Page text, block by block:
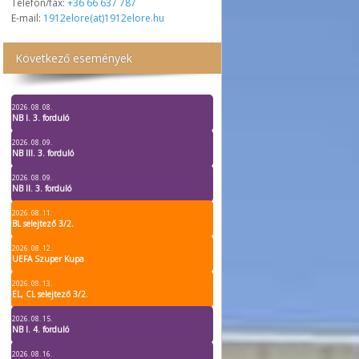
Telefon/fax: +36 66 637 787
E-mail: 1912elore(at)1912elore.hu
Következő események
2026. 08. 08.
NB I. 3. forduló
2026. 08. 09.
NB III. 3. forduló
2026. 08. 09.
NB II. 3. forduló
2026. 08. 11.
BL selejtező 3/2.
2026. 08. 12.
UEFA Szuper Kupa
2026. 08. 13.
EL, CL selejtező 3/2.
2026. 08. 15.
NB I. 4. forduló
2026. 08. 16.